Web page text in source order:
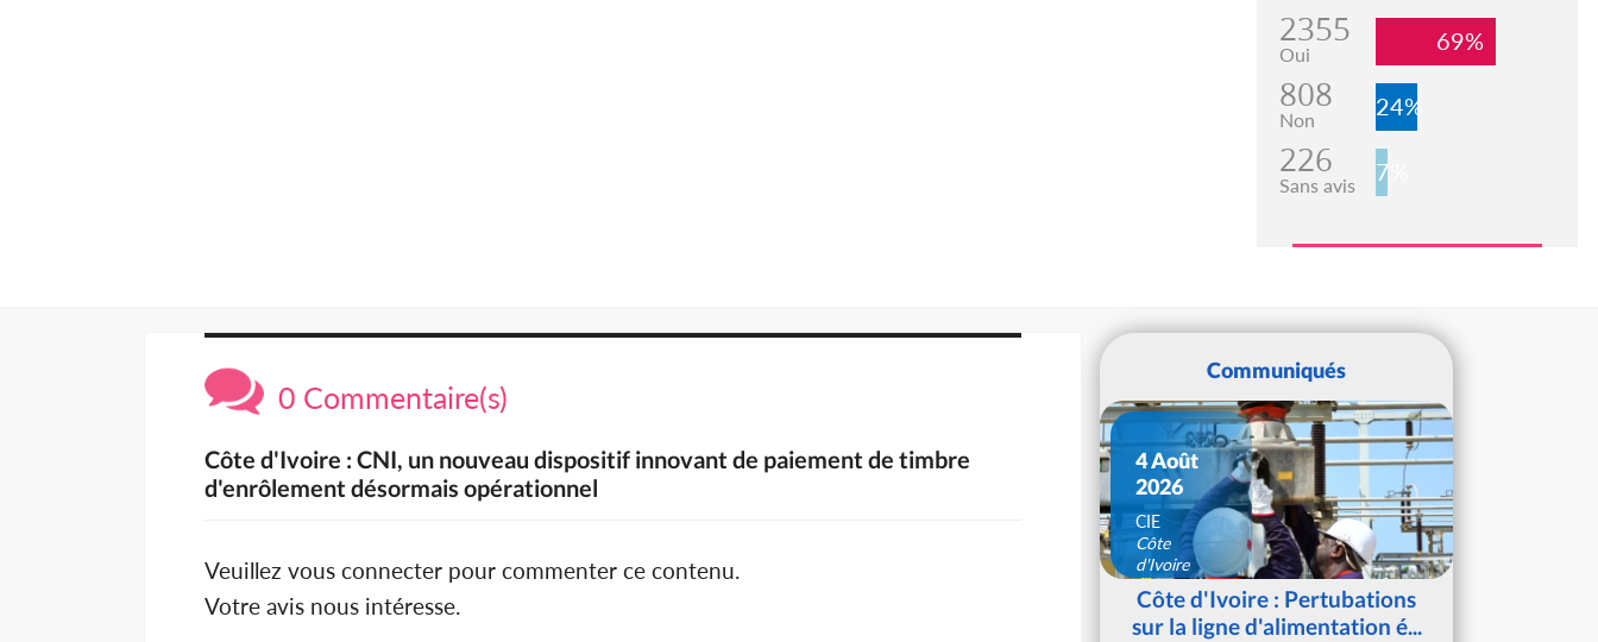
2355
Oui 69%
808
Non 24%
226
Sans avis 7%
0 Commentaire(s)
Côte d'Ivoire : CNI, un nouveau dispositif innovant de paiement de timbre
d'enrôlement désormais opérationnel
Veuillez vous connecter pour commenter ce contenu.
Votre avis nous intéresse.
Communiqués
4 Août
2026
CIE
Côte
d'Ivoire
Côte d'Ivoire : Pertubations
sur la ligne d'alimentation é...